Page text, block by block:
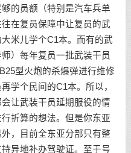
的员额（特别是汽车兵单
在复员保障中让复员的武
米儿学个C1本。而有的武
）每年复员一批武装干员
型火炮的杀爆弹进行维修
学个民间的C1本。所以，
让武装干员延期服役的情
折算的想法。但是你东亚
，目前全东亚分部只有整
异地补办驾驶证。至于号